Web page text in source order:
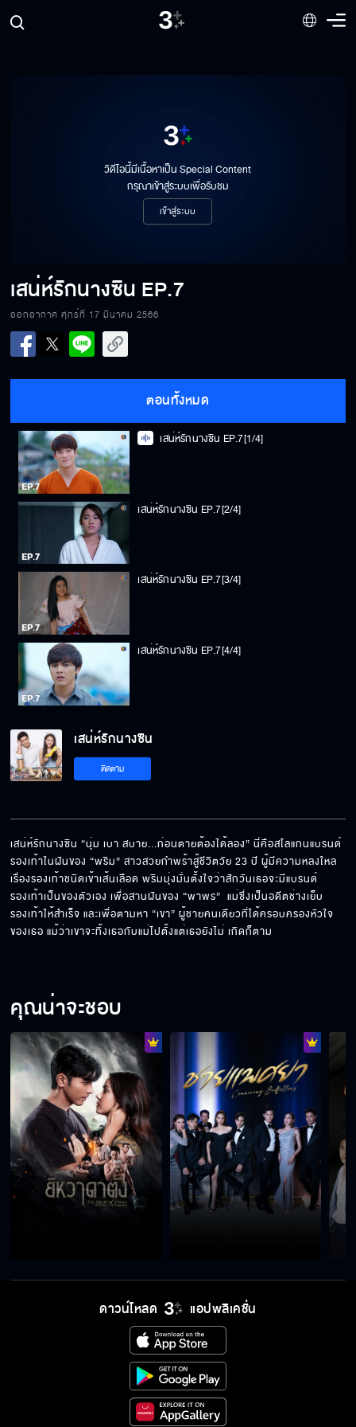
วิดีโอนี้มีเนื้อหาเป็น Special Content
กรุณาเข้าสู่ระบบเพื่อรับชม
เข้าสู่ระบบ
เสน่ห์รักนางซิน EP.7
ออกอากาศ ศุกร์ที่ 17 มีนาคม 2566
ตอนทั้งหมด
เสน่ห์รักนางซิน EP.7[1/4]
เสน่ห์รักนางซิน EP.7[2/4]
เสน่ห์รักนางซิน EP.7[3/4]
เสน่ห์รักนางซิน EP.7[4/4]
เสน่ห์รักนางซิน
ติดตาม
เสน่ห์รักนางซิน “นุ่ม เบา สบาย...ก่อนตายต้องได้ลอง” นี่คือสโลแกนแบรนด์
รองเท้าในฝันของ “พริม” สาวสวยกำพร้าสู้ชีวิตวัย 23 ปี ผู้มีความหลงใหล
เรื่องรองเท้าชนิดเข้าเส้นเลือด พริมมุ่งมั่นตั้งใจว่าสักวันเธอจะมีแบรนด์
รองเท้าเป็นของตัวเอง เพื่อสานฝันของ “พาพร”  แม่ซึ่งเป็นอดีตช่างเย็บ
รองเท้าให้สำเร็จ และเพื่อตามหา “เขา” ผู้ชายคนเดียวที่ได้ครอบครองหัวใจ
ของเธอ แม้ว่าเขาจะทิ้งเธอกับแม่ไปตั้งแต่เธอยังไม่ เกิดก็ตาม
คุณน่าจะชอบ
ดาวน์โหลด แอปพลิเคชั่น